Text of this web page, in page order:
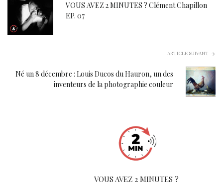
VOUS AVEZ 2 MINUTES ? Clément Chapillon
EP. 07
ARTICLE SUIVANT
Né un 8 décembre : Louis Ducos du Hauron, un des
inventeurs de la photographie couleur
VOUS AVEZ 2 MINUTES ?